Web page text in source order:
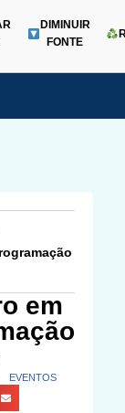
Menu
DIMINUIR
FONTE
em
EVENTOS